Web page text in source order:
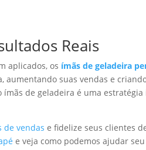
Reais
aplicados, os ímãs de geladeira
suas vendas e
de geladeira é uma
de vendas e fidelize seus clientes
e veja como podemos ajudar